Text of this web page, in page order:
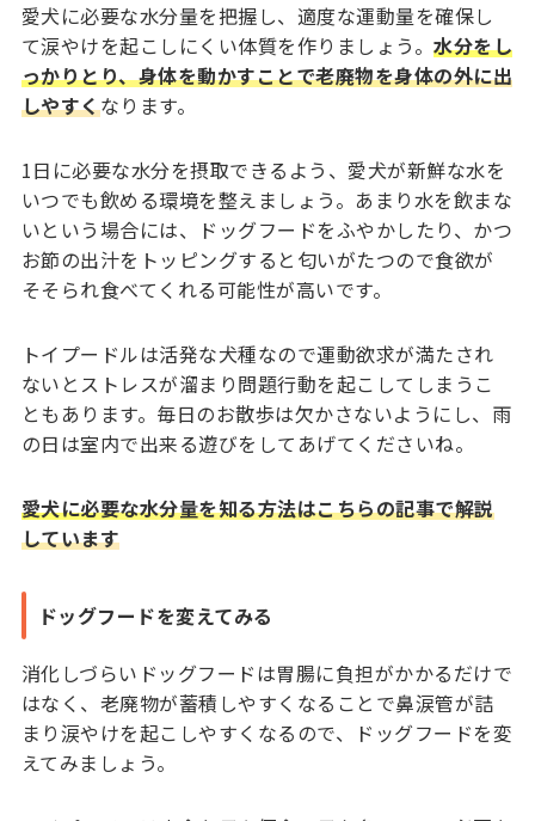
愛犬に必要な水分量を把握し、適度な運動量を確保し
て涙やけを起こしにくい体質を作りましょう。水分をし
っかりとり、身体を動かすことで老廃物を身体の外に出
しやすくなります。
1日に必要な水分を摂取できるよう、愛犬が新鮮な水を
いつでも飲める環境を整えましょう。あまり水を飲まな
いという場合には、ドッグフードをふやかしたり、かつ
お節の出汁をトッピングすると匂いがたつので食欲が
そそられ食べてくれる可能性が高いです。
トイプードルは活発な犬種なので運動欲求が満たされ
ないとストレスが溜まり問題行動を起こしてしまうこ
ともあります。毎日のお散歩は欠かさないようにし、雨
の日は室内で出来る遊びをしてあげてくださいね。
愛犬に必要な水分量を知る方法はこちらの記事で解説
しています
ドッグフードを変えてみる
消化しづらいドッグフードは胃腸に負担がかかるだけで
はなく、老廃物が蓄積しやすくなることで鼻涙管が詰
まり涙やけを起こしやすくなるので、ドッグフードを変
えてみましょう。